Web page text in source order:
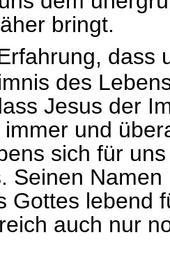
bringt.
dass
des
Jesus der
immer und
sich für
Seinen
Gottes lebend
auch nur